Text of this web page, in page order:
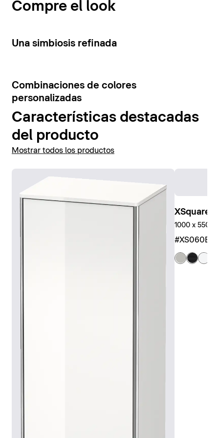
Mostrar muebles bajo lavabo
especialmente eficaz en la zona del lavabo.
Mostrar espejo
Compre el look
3
Una simbiosis refinada
4
Combinaciones de colores
personalizadas
Características destacadas
del producto
Mostrar todos los productos
XSquare
1000 x 550 x